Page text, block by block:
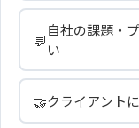
💬自社の課題・
い
🤝クライアント